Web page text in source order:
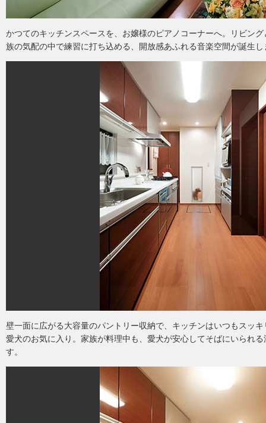
かつてのキッチンスペースを、お嬢様のピアノコーナーへ。リビン
族の気配の中で練習に打ち込める、開放感あふれる音楽空間が誕生し
壁一面に広がる大容量のパントリー収納で、キッチンはいつもスッ
愛犬のお気に入り。家族が料理中も、愛犬が安心してそばにいられ
す。